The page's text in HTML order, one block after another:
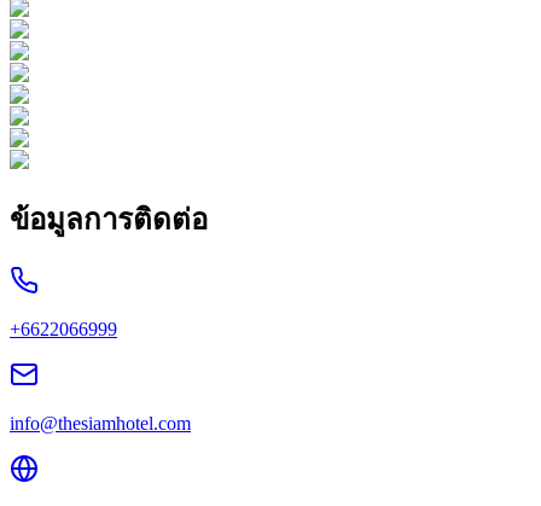
ข้อมูลการติดต่อ
+6622066999
info@thesiamhotel.com